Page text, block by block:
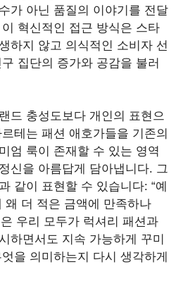
가 아닌 품질의 이야기를 전달
혁신적인 접근 방식은 스타
하지 않고 의식적인 소비자 선
집단의 증가와 공감을 불러
드 충성도보다 개인의 표현으
테는 패션 애호가들을 기존의
엄 룩이 존재할 수 있는 영역
신을 아름답게 담아냅니다. 그
같이 표현할 수 있습니다: “예
왜 더 적은 금액에 만족하나
우리 모두가 럭셔리 패션과
하면서도 지속 가능하게 꾸미
을 의미하는지 다시 생각하게